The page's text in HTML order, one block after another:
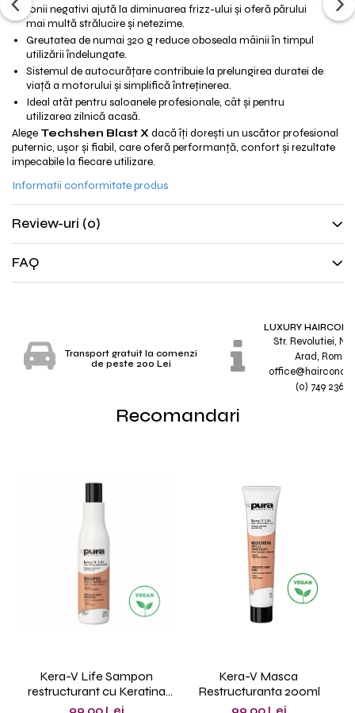
Ionii negativi ajută la diminuarea frizz-ului și oferă părului
mai multă strălucire și netezime.
Greutatea de numai 320 g reduce oboseala mâinii în timpul
utilizării îndelungate.
Sistemul de autocurățare contribuie la prelungirea duratei de
viață a motorului și simplifică întreținerea.
Ideal atât pentru saloanele profesionale, cât și pentru
utilizarea zilnică acasă.
Alege Techshen Blast X dacă îți dorești un uscător profesional
puternic, ușor și fiabil, care oferă performanță, confort și rezultate
impecabile la fiecare utilizare.
Informatii conformitate produs
Review-uri (0)
FAQ
Transport gratuit la comenzi
de peste 200 Lei
LUXURY
Str. Revolutiei, Nr.
Arad,
(0) 749 236
Recomandari
Kera-V Life Sampon
restructurant cu Keratina
250ml
Kera-V Masca
Restructuranta 200ml